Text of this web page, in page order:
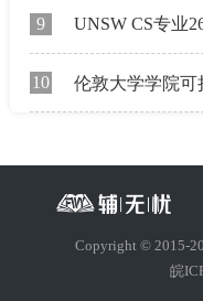
9 UNSW CS专业
10 伦敦大学学院可
Copyright © 2015-
皖